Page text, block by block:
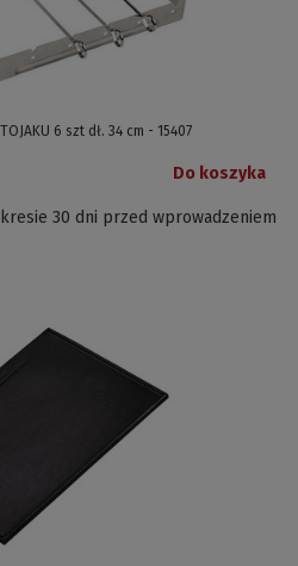
6 szt dł. 34 cm - 15407
30 dni przed wprowadzeniem
Do koszyka